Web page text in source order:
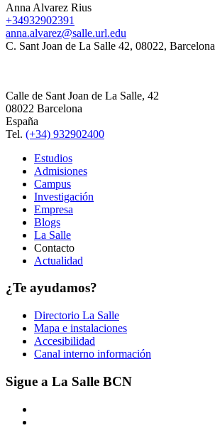
Anna Alvarez Rius
+34932902391
anna.alvarez@salle.url.edu
C. Sant Joan de La Salle 42, 08022, Barcelona
Calle de Sant Joan de La Salle, 42
08022 Barcelona
España
Tel. (+34) 932902400
Estudios
Admisiones
Campus
Investigación
Empresa
Blogs
La Salle
Contacto
Actualidad
¿Te ayudamos?
Directorio La Salle
Mapa e instalaciones
Accesibilidad
Canal interno información
Sigue a La Salle BCN